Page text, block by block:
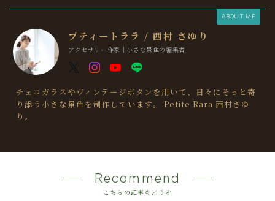
ABOUT ME
プティートララ / 西村 さゆり
アクセサリー作家｜小さな景色の編集者
チェコガラスやヴィンテージボタンを用いて、日々にそっと寄
り添う小さな景色を制作しています。 Petite Rara 西村さゆ
り。
Recommend
こちらの記事もどうぞ